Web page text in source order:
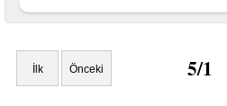
İlk Önceki 5/1